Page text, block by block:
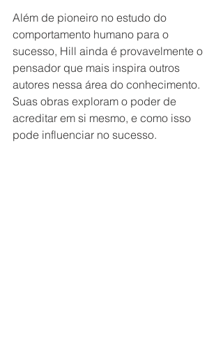
Além de pioneiro no estudo do
comportamento humano para o
sucesso, Hill ainda é provavelmente o
pensador que mais inspira outros
autores nessa área do conhecimento.
Suas obras exploram o poder de
acreditar em si mesmo, e como isso
pode influenciar no sucesso.